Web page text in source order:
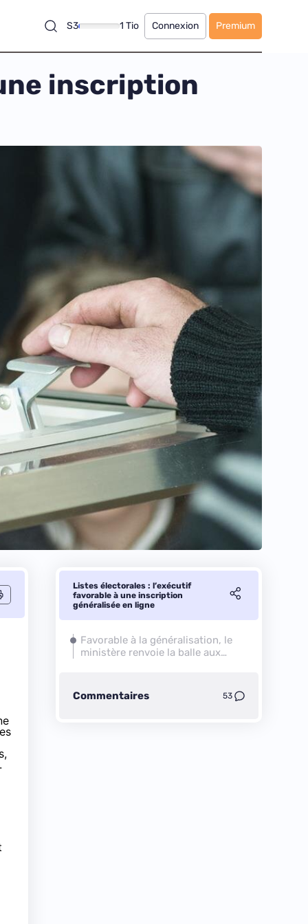
S3 1 Tio Connexion Premium
inscription
Listes électorales : l’exécutif
favorable à une inscription
généralisée en ligne
Favorable à la généralisation, le
ministère renvoie la balle aux
Commentaires 53